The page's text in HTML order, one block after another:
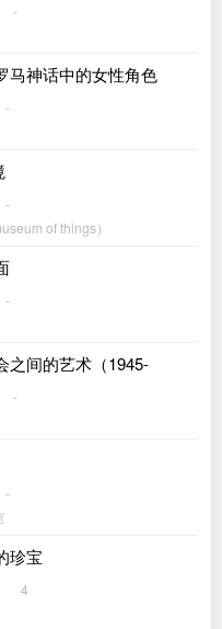
-
马神话中的女性角色
-
-
of things）
-
之间的艺术（1945-
-
-
珍宝
4